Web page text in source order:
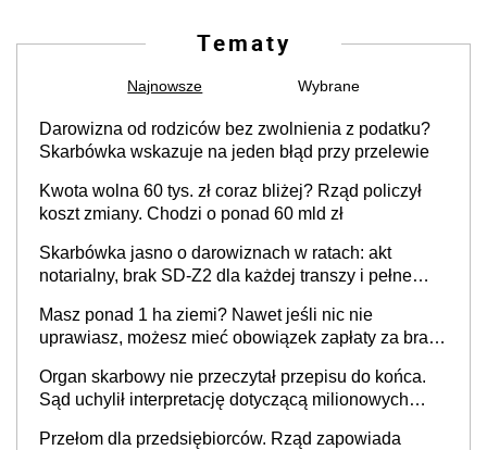
Tematy
Najnowsze Wybrane
Darowizna od rodziców bez zwolnienia z podatku?
Skarbówka wskazuje na jeden błąd przy przelewie
Kwota wolna 60 tys. zł coraz bliżej? Rząd policzył
koszt zmiany. Chodzi o ponad 60 mld zł
Skarbówka jasno o darowiznach w ratach: akt
notarialny, brak SD-Z2 dla każdej transzy i pełne
Masz ponad 1 ha ziemi? Nawet jeśli nic nie
uprawiasz, możesz mieć obowiązek zapłaty za brak
Organ skarbowy nie przeczytał przepisu do końca.
Sąd uchylił interpretację dotyczącą milionowych
Przełom dla przedsiębiorców. Rząd zapowiada